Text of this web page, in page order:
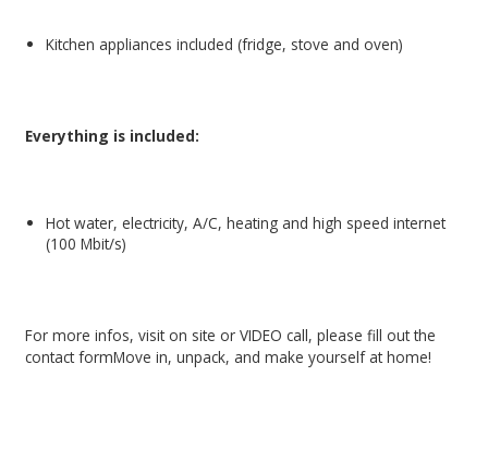
Kitchen appliances included (fridge, stove and oven)
Everything is included:
Hot water, electricity, A/C, heating and high speed internet
(100 Mbit/s)
For more infos, visit on site or VIDEO call, please fill out the
contact formMove in, unpack, and make yourself at home!